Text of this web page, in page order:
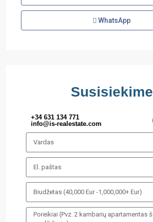
WhatsApp
Susisiekime
+34 631 134 771
info@is-realestate.com